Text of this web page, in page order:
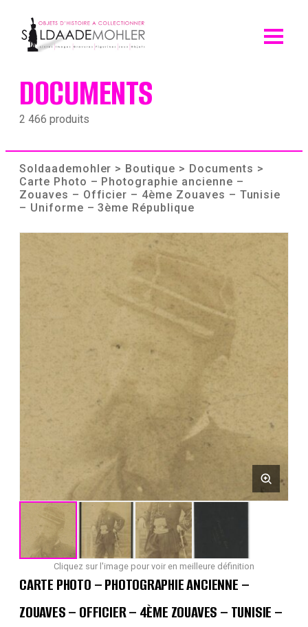
content
DOCUMENTS
2 466 produits
Soldaademohler > Boutique > Documents >
Carte Photo – Photographie ancienne –
Zouaves – Officier – 4ème Zouaves – Tunisie
– Uniforme – 3ème République
Cliquez sur l'image pour voir en meilleure définition
CARTE PHOTO – PHOTOGRAPHIE ANCIENNE –
ZOUAVES – OFFICIER – 4ÈME ZOUAVES – TUNISIE –